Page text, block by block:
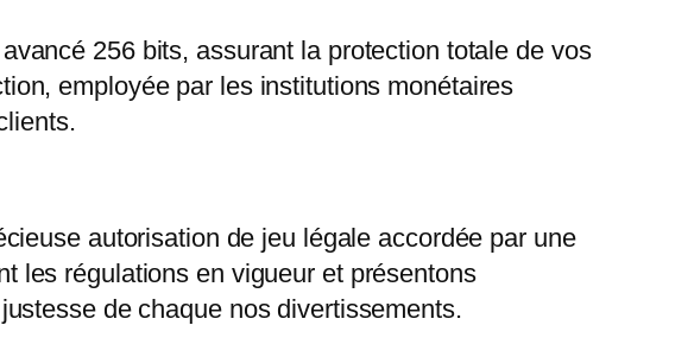
256 bits, assurant la protection totale de vos
employée par les institutions monétaires
autorisation de jeu légale accordée par une
les régulations en vigueur et présentons
de chaque nos divertissements.